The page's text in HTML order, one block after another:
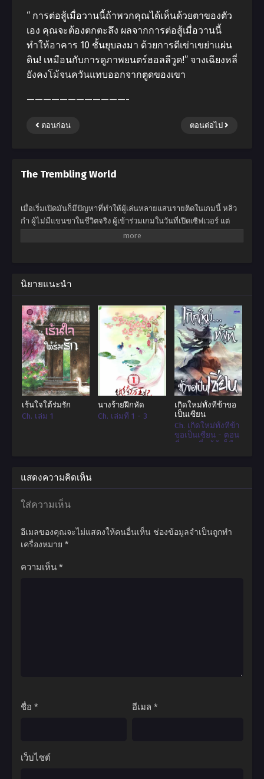
“ การต่อสู้เมื่อวานนี้ถ้าพวกคุณได้เห็นด้วยตาของตัว
เอง คุณจะต้องตกตะลึง ผลจากการต่อสู้เมื่อวานนี้
ทำให้อาคาร 10 ชั้นยุบลงมา ด้วยการตีเข่าเขย่าแผ่น
ดิน! เหมือนกับการดูภาพยนตร์ฮอลลีวูด!” จางเฉียงหลี่
ยังคงโม้จนควันแทบออกจากตูดของเขา
————————————-
ตอนก่อน ตอนต่อไป
The Trembling World
เมื่อเริ่มเปิดมันก็มีปัญหาที่ทำให้ผู้เล่นหลายแสนรายติดในเกมนี้ หลิว
กำ ผู้ไม่มีแขนขาในชีวิตจริง ผู้เข้าร่วมเกมในวันที่เปิดเซิฟเวอร์ แต่
ระบบเกิดข้อผิดพลาดมันได้ยอมรับแขนขาเทียมของเขา ทำให้พวก
สามารถทำลายกำแพงลงได้ ด้วยการโกงเช่นนี้ หลิวกำตัดสินใจที่จะ
เล่นต่อแทนที่จะอธิษฐานขอความช่วยเหลือเช่นเดียวกับคนอื่นๆ เพื่อ
ดำเนินการต่อในโลกเสมือนนี้ เขาต้องกลายเป็นผู้เล่นที่แข็งแกร่งที่สุด
อย่างไรก็ตามหลังจากนั้นในไม่ช้าเขาก็ค้นพบว่าเกมนี้ไม่เป็นเพียงแค่
เกม…
นิยายแนะนำ
เร้นใจใต้ร่มรัก
Ch. เล่ม 1
นางร้ายฝึกหัด
Ch. เล่มที่ 1 - 3
เกิดใหม่ทั้งทีข้าขอ
เป็นเซียน
Ch. เกิดใหม่ทั้งทีข้า
ขอเป็นเซียน - ตอน
ที่ 280 ที่แท้ข้าก็คือ
แสดงความคิดเห็น
ใส่ความเห็น
อีเมลของคุณจะไม่แสดงให้คนอื่นเห็น ช่องข้อมูลจำเป็นถูกทำ
เครื่องหมาย *
ความเห็น *
ชื่อ * อีเมล *
เว็บไซต์